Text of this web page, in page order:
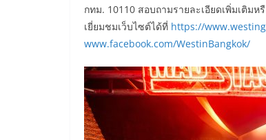
กทม. 10110 สอบถามรายละเอียดเพิ่มเติม
เยี่ยมชมเว็บไซต์ได้ที่ https://
www.facebook.com/WestinBangkok/